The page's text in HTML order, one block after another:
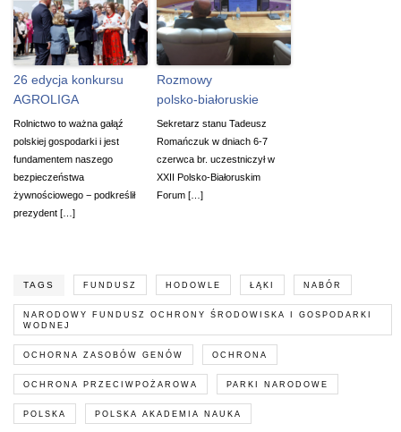
26 edycja konkursu
AGROLIGA
Rolnictwo to ważna gałąź
polskiej gospodarki i jest
fundamentem naszego
bezpieczeństwa
żywnościowego − podkreślił
prezydent […]
Rozmowy
polsko-białoruskie
Sekretarz stanu Tadeusz
Romańczuk w dniach 6-7
czerwca br. uczestniczył w
XXII Polsko-Białoruskim
Forum […]
TAGS FUNDUSZ HODOWLE ŁĄKI NABÓR
NARODOWY FUNDUSZ OCHRONY ŚRODOWISKA I GOSPODARKI
WODNEJ
OCHORNA ZASOBÓW GENÓW OCHRONA
OCHRONA PRZECIWPOŻAROWA PARKI NARODOWE
POLSKA POLSKA AKADEMIA NAUKA